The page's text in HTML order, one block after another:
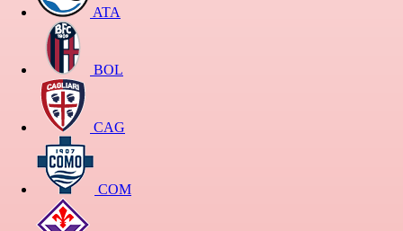
ATA
BOL
CAG
COM